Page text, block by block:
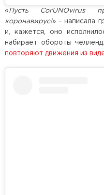
«Пусть CorUNOvirus
коронавирус!» - написала
и, кажется, оно
набирает обороты
повторяют движения из